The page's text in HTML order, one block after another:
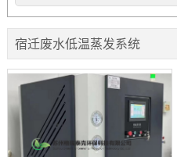
宿迁废水低温蒸发系统
首页>>